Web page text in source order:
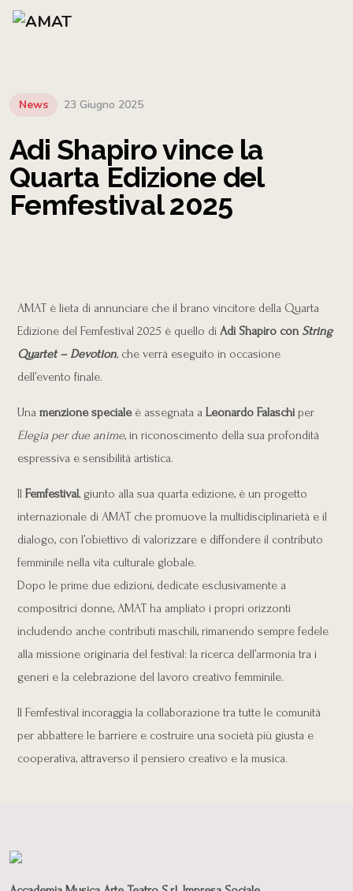
News 23 Giugno 2025
Adi Shapiro vince la
Quarta Edizione del
Femfestival 2025
AMAT è lieta di annunciare che il brano vincitore della Quarta
Edizione del Femfestival 2025 è quello di Adi Shapiro con String
Quartet – Devotion, che verrà eseguito in occasione
dell’evento finale.
Una menzione specialeè assegnata a Leonardo Falaschi per
Elegia per due anime, in riconoscimento della sua profondità
espressiva e sensibilità artistica.
Il Femfestival, giunto alla sua quarta edizione, è un progetto
internazionale di AMAT che promuove la multidisciplinarietà e il
dialogo, con l’obiettivo di valorizzare e diffondere il contributo
femminile nella vita culturale globale.
Dopo le prime due edizioni, dedicate esclusivamente a
compositrici donne, AMAT ha ampliato i propri orizzonti
includendo anche contributi maschili, rimanendo sempre fedele
alla missione originaria del festival: la ricerca dell’armonia tra i
generi e la celebrazione del lavoro creativo femminile.
Il Femfestival incoraggia la collaborazione tra tutte le comunità
per abbattere le barriere e costruire una società più giusta e
cooperativa, attraverso il pensiero creativo e la musica.